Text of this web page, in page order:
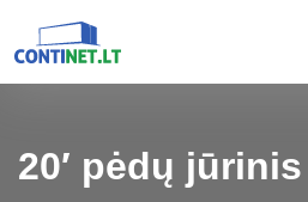
20′ pėdų